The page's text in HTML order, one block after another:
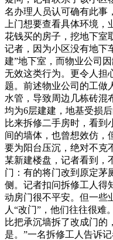
名办理人员认可确有此事
上门想要查看具体环境，
花钱买的房子，挖地下室
记者，因为小区没有地下
建”地下室，而物业公司
无效这类行为。更令人担
题。前述物业公司的工做
水管，导致周边几栋砖混
均为6层建建，地基受损
比来拆修二手房时，看到
间的墙体，也曾想效仿，
要为阳台压沉，绝对不克
某新建楼盘，记者看到，
门：有的将门改到原定茅
侧。记者扣问拆修工人得
动房门很不平安。但一些
人“改门”，他们往往很难
比把承沉墙拆了改成门的
是。”一名拆修工人告诉